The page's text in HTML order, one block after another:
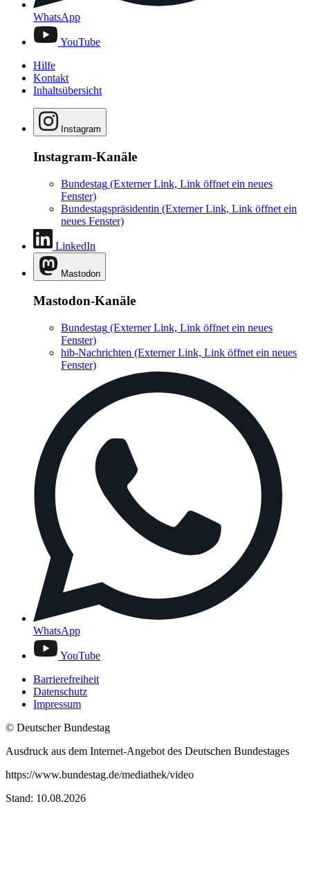
WhatsApp
YouTube
Hilfe
Kontakt
Inhaltsübersicht
Instagram
Instagram-Kanäle
Bundestag (Externer Link, Link öffnet ein neues
Fenster)
Bundestagspräsidentin (Externer Link, Link öffnet ein
neues Fenster)
LinkedIn
Mastodon
Mastodon-Kanäle
Bundestag (Externer Link, Link öffnet ein neues
Fenster)
hib-Nachrichten (Externer Link, Link öffnet ein neues
Fenster)
WhatsApp
YouTube
Barrierefreiheit
Datenschutz
Impressum
© Deutscher Bundestag
Ausdruck aus dem Internet-Angebot des Deutschen Bundestages
https://www.bundestag.de/mediathek/video
Stand: 10.08.2026